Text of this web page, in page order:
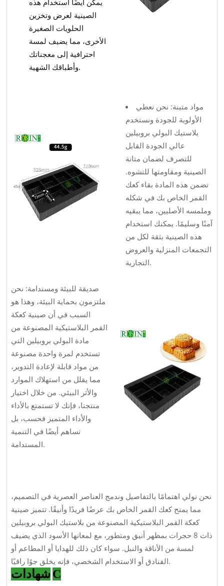
يمكن أيضًا استخدام هذه
الصينية لعرض وتخزين
الحلويات الصغيرة
الأخرى، مما يضيف لمسة
احترافية إلى معجناتك
وأطباقك الشهية.
مواد متينة: نحن نعطي
الأولوية للجودة ونستخدم
بلاستيك البولي بروبيلين
عالي الجودة القابل
للتصرف لضمان متانة
الصينية ومقاومتها للتشوه.
تضمن هذه المادة بقاء كعك
القمر الخاص بك في شكله
وملمسه الأصليين، مما يبقيه
آمنًا وسليمًا. يمكنك استخدام
هذه الصينية بثقة لكل من
التجمعات المنزلية والعروض
التجارية.
صديقة للبيئة ومستدامة: نحن
ملتزمون بحماية البيئة، وهذا هو
السبب في أن صينية كعكة
القمر البلاستيكية المصنوعة من
مادة البولي بروبيلين التي
تستخدم لمرة واحدة مصنوعة
من مواد قابلة لإعادة التدوير،
مما يقلل من استهلاك الموارد
والأثر البيئي. من خلال اختيار
منتجنا، فإنك لا تستمتع بالأداء
والأداء المتميز فحسب، بل
تساهم أيضًا في التنمية
المستدامة.
نحن نولي اهتمامًا بالتفاصيل وندمج العناصر العصرية في التصميم،
مما يمنح كعك القمر الخاص بك عرضًا فريدًا وأنيقًا. تتميز صينية
كعكة القمر البلاستيكية المصنوعة من بلاستيك البولي بروبيلين
ذات 8 حجرات بمظهر أنيق ومتطور، مع لمعانها الأسود الذي يضيف
لمسة من الأناقة والنبل. سواء كان ذلك للهدايا أو المطاعم أو
الفنادق أو الاستخدام الشخصي، فإنه يخلق جوًا راقيًا.
شهادات C